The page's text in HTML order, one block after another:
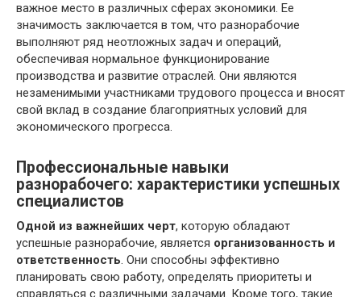
важное место в различных сферах экономики. Ее
значимость заключается в том, что разнорабочие
выполняют ряд неотложных задач и операций,
обеспечивая нормальное функционирование
производства и развитие отраслей. Они являются
незаменимыми участниками трудового процесса и вносят
свой вклад в создание благоприятных условий для
экономического прогресса.
Профессиональные навыки
разнорабочего: характеристики успешных
специалистов
Одной из важнейших черт, которую обладают
успешные разнорабочие, является организованность и
ответственность. Они способны эффективно
планировать свою работу, определять приоритеты и
справляться с различными задачами. Кроме того, такие